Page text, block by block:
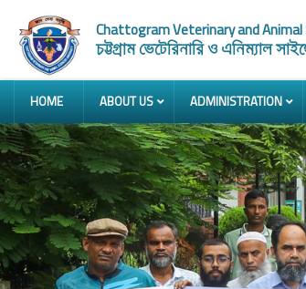
Chattogram Veterinary and
চট্টগ্রাম ভেটেরিনারি ও এনিম্যাল
HOME ABOUT US ADMINISTRATION